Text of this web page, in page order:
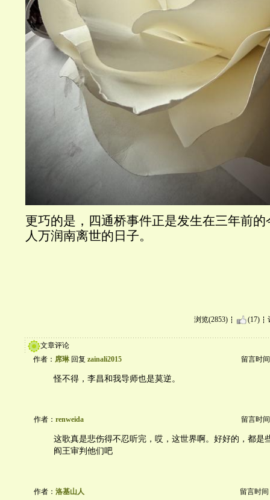
更巧的是，四通桥事件正是发生在三年前
人万润南离世的日子。
浏览(2853) (17)
文章评论
作者： 席琳 回复 zainali2015 留言时
怪不得，李昌和我导师也是莫逆。
作者： renweida 留言时
这歌真是悲伤得不忍听完，哎，这世界啊。好好的，都是
阎王审判他们吧
作者： 洛基山人 留言时间